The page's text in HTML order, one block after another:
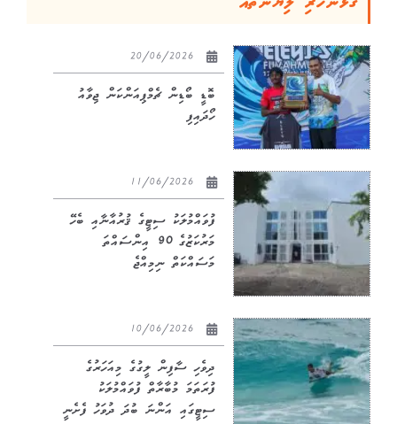
ބޮޑީ ބޯޑިން ޗެމްޕިއަންކަން ޖިވާއު
ހޯދައިފި
ފުވައްމުލަކު ސިޓީގެ ޤުރުއާނާއި ބެހޭ
މަރުކަޒުގެ 90 އިންސައްތަ
މަސައްކަތް ނިމިއްޖެ
ދިވެހި ސާފިން ލީގުގެ މިއަހަރުގެ
ފުރަތަމަ މުބާރާތް ފުވައްމުލަކު
ސިޓީގައި އަންނަ ބުދަ ދުވަހު ފެށެނީ